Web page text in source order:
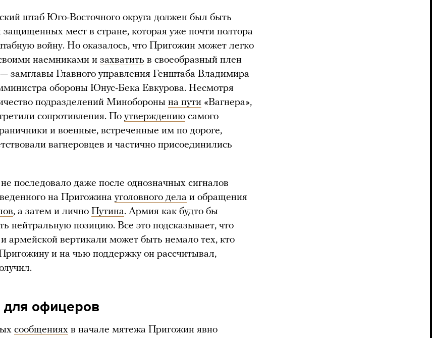
штаб Юго-Восточного округа должен был быть
мест в стране, которая уже почти полтора
войну. Но оказалось, что Пригожин может легко
наемниками и захватить в своеобразный плен
замглавы Главного управления Генштаба Владимира
обороны Юнус-Бека Евкурова. Несмотря
подразделений Минобороны на пути «Вагнера»,
сопротивления. По утверждению самого
и военные, встреченные им по дороге,
вагнеровцев и частично присоединились
последовало даже после однозначных сигналов
на Пригожина уголовного дела и обращения
, а затем и лично Путина. Армия как будто бы
нейтральную позицию. Все это подсказывает, что
армейской вертикали может быть немало тех, кто
и на чью поддержку он рассчитывал,
для офицеров
сообщениях в начале мятежа Пригожин явно